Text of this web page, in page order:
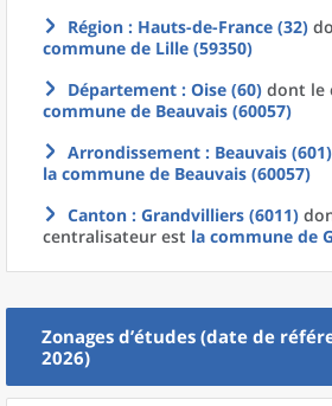
Région : Hauts-de-France (32)
commune de Lille (59350)
Département : Oise (60) dont le
commune de Beauvais (60057)
Arrondissement : Beauvais (601)
la commune de Beauvais (60057)
Canton : Grandvilliers (6011)
centralisateur est la commune de
Zonages d’études (date de
2026)